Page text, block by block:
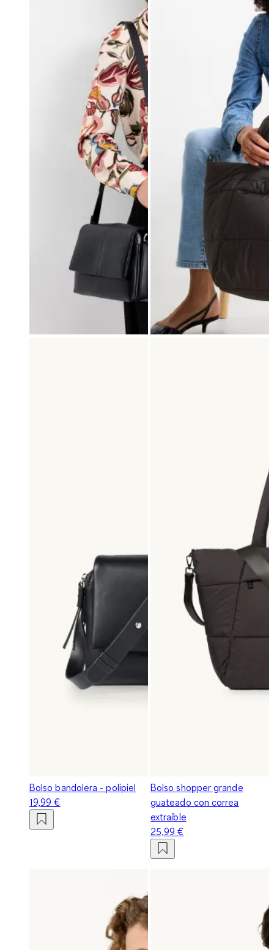
Bolso bandolera - polipiel
19,99 €
Bolso shopper grande
guateado con correa
extraíble
25,99 €